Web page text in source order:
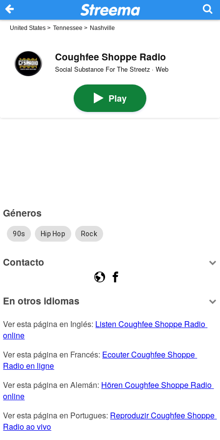
United States > Tennessee > Nashville
Coughfee Shoppe Radio
Social Substance For The Streetz · Web
Play
Géneros
90s Hip Hop Rock
Contacto
En otros idiomas
Ver esta página en Inglés: Listen Coughfee Shoppe Radio
online
Ver esta página en Francés: Ecouter Coughfee Shoppe
Radio en ligne
Ver esta página en Alemán: Hören Coughfee Shoppe Radio
online
Ver esta página en Portugues: Reproduzir Coughfee Shoppe
Radio ao vivo